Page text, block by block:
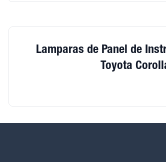
Lamparas de Panel de
Toyota